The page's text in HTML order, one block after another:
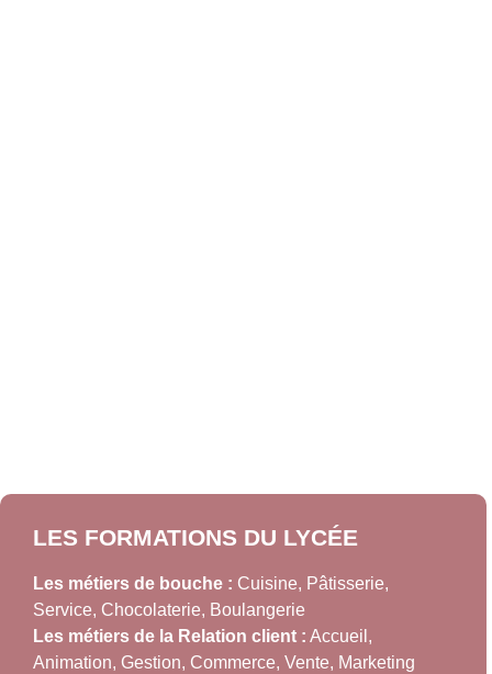
LES FORMATIONS DU LYCÉE
Les métiers de bouche : Cuisine, Pâtisserie,
Service, Chocolaterie, Boulangerie
Les métiers de la Relation client : Accueil,
Animation, Gestion, Commerce, Vente, Marketing